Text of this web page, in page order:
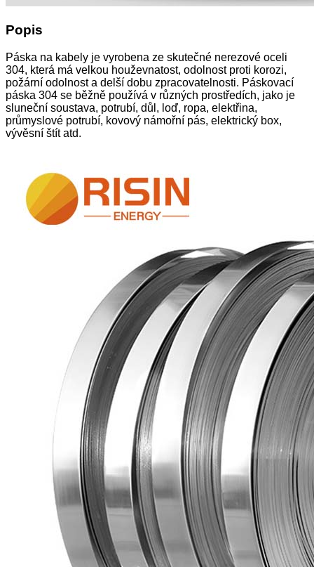
Popis
Páska na kabely je vyrobena ze skutečné nerezové oceli
304, která má velkou houževnatost, odolnost proti korozi,
požární odolnost a delší dobu zpracovatelnosti. Páskovací
páska 304 se běžně používá v různých prostředích, jako je
sluneční soustava, potrubí, důl, loď, ropa, elektřina,
průmyslové potrubí, kovový námořní pás, elektrický box,
vývěsní štít atd.